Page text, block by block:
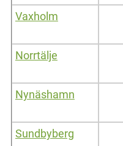
Vaxholm
Norrtälje
Nynäshamn
Sundbyberg